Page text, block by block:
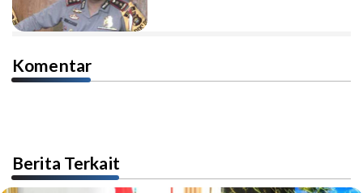
Komentar
Berita Terkait